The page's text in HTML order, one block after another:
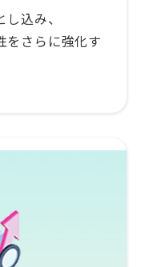
込み、
をさらに強化す